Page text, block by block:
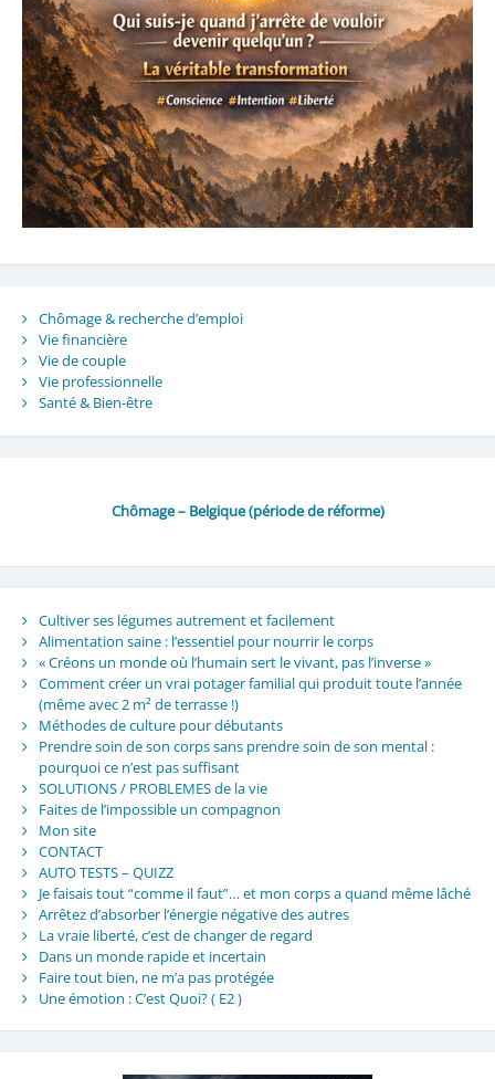
Chômage & recherche d’emploi
Vie financière
Vie de couple
Vie professionnelle
Santé & Bien-être
Chômage – Belgique (période de réforme)
Cultiver ses légumes autrement et facilement
Alimentation saine : l’essentiel pour nourrir le corps
« Créons un monde où l’humain sert le vivant, pas l’inverse »
Comment créer un vrai potager familial qui produit toute l’année
(même avec 2 m² de terrasse !)
Méthodes de culture pour débutants
Prendre soin de son corps sans prendre soin de son mental :
pourquoi ce n’est pas suffisant
SOLUTIONS / PROBLEMES de la vie
Faites de l’impossible un compagnon
Mon site
CONTACT
AUTO TESTS – QUIZZ
Je faisais tout “comme il faut”… et mon corps a quand même lâché
Arrêtez d’absorber l’énergie négative des autres
La vraie liberté, c’est de changer de regard
Dans un monde rapide et incertain
Faire tout bien, ne m’a pas protégée
Une émotion : C’est Quoi? ( E2 )